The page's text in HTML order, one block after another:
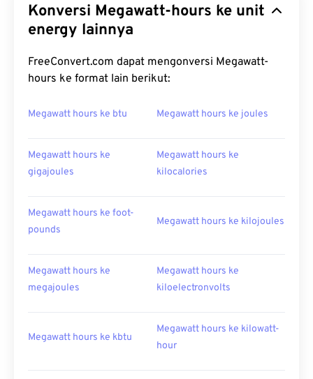
Konversi Megawatt-hours ke unit
energy lainnya
FreeConvert.com dapat mengonversi Megawatt-
hours ke format lain berikut:
Megawatt hours ke btu Megawatt hours ke joules
Megawatt hours ke
gigajoules
Megawatt hours ke
kilocalories
Megawatt hours ke foot-
pounds
Megawatt hours ke kilojoules
Megawatt hours ke
megajoules
Megawatt hours ke
kiloelectronvolts
Megawatt hours ke kbtu
Megawatt hours ke kilowatt-
hour